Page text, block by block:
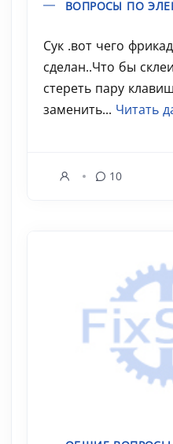
ВОПРОСЫ ПО
Сук .вот чего
сделан..Что бы
стереть пару
заменить... Читать
10